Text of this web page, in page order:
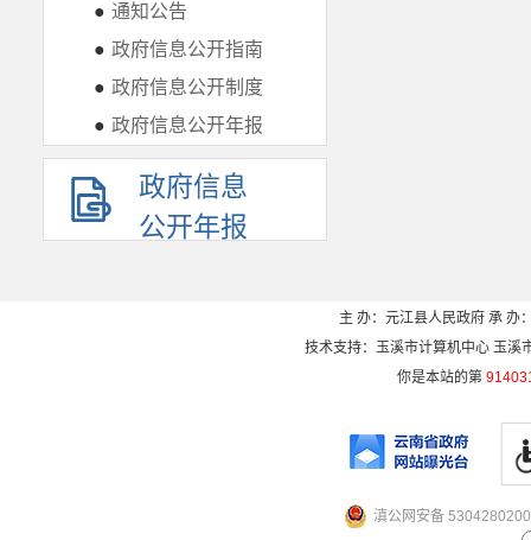
● 通知公告
● 政府信息公开指南
● 政府信息公开制度
● 政府信息公开年报
政府信息
公开年报
主 办：元江县人民政府 承 办
技术支持：玉溪市计算机中心 玉
你是本站的第
滇公网安备